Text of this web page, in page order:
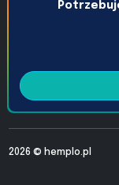
2026 © hemplo.pl